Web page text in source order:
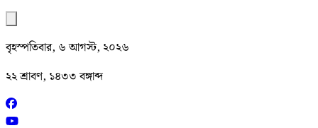
বৃহস্পতিবার, ৬ আগস্ট, ২০২৬
২২ শ্রাবণ, ১৪৩৩ বঙ্গাব্দ